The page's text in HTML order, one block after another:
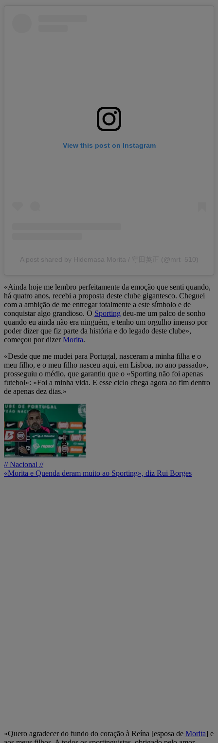
View this post on Instagram
A post shared by Hidemasa Morita / 守田英正 (@mrt_510)
«Ainda hoje me lembro perfeitamente da emoção que senti quando,
há quatro anos, recebi a proposta deste clube gigantesco. Cheguei
com a ambição de me entregar totalmente a este símbolo e de
conquistar algo grandioso. O Sporting deu-me um palco de sonho
quando eu ainda não era ninguém, e tenho um orgulho imenso por
poder dizer que fiz parte da história e do legado deste clube»,
começou por dizerMorita.
«Desde que me mudei para Portugal, nasceram a minha filha e o
meu filho, e o meu filho nasceu aqui, em Lisboa, no ano passado»,
prosseguiu o médio, que garantiu que o «Sporting não foi apenas
futebol»: «Foi a minha vida. E esse ciclo chega agora ao fim dentro
de apenas dez dias.»
// Nacional //
«Morita e Quenda deram muito ao Sporting», diz Rui Borges
«Quero agradecer do fundo do coração à Reína [esposa de Morita] e